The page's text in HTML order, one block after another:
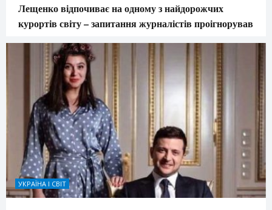
Лещенко відпочиває на одному з найдорожчих
курортів світу – запитання журналістів проігнорував
УКРАЇНА І СВІТ